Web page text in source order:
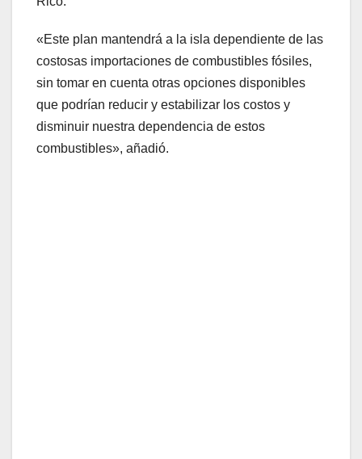
«Este plan mantendrá a la isla dependiente de las
costosas importaciones de combustibles fósiles,
sin tomar en cuenta otras opciones disponibles
que podrían reducir y estabilizar los costos y
disminuir nuestra dependencia de estos
combustibles», añadió.